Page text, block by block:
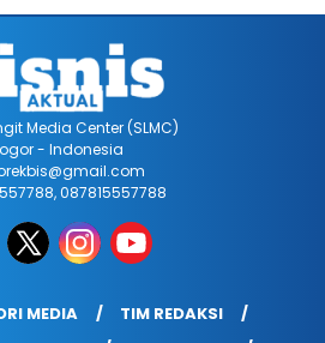
Media Center (SLMC)
- Indonesia
087815557788
MEDIA
TIM REDAKSI